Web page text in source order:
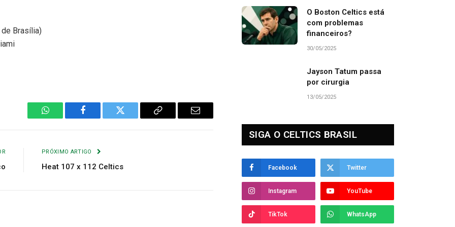
Brasília)
WhatsAppFacebook Twitter
Copiar
E-
PRÓXIMO ARTIGO
Heat 107 x 112 Celtics
O Boston Celtics está
com problemas
financeiros?
30/05/2025
Jayson Tatum passa
por cirurgia
13/05/2025
SIGA O CELTICS BRASIL
Facebook Twitter
Instagram YouTube
TikTok WhatsApp